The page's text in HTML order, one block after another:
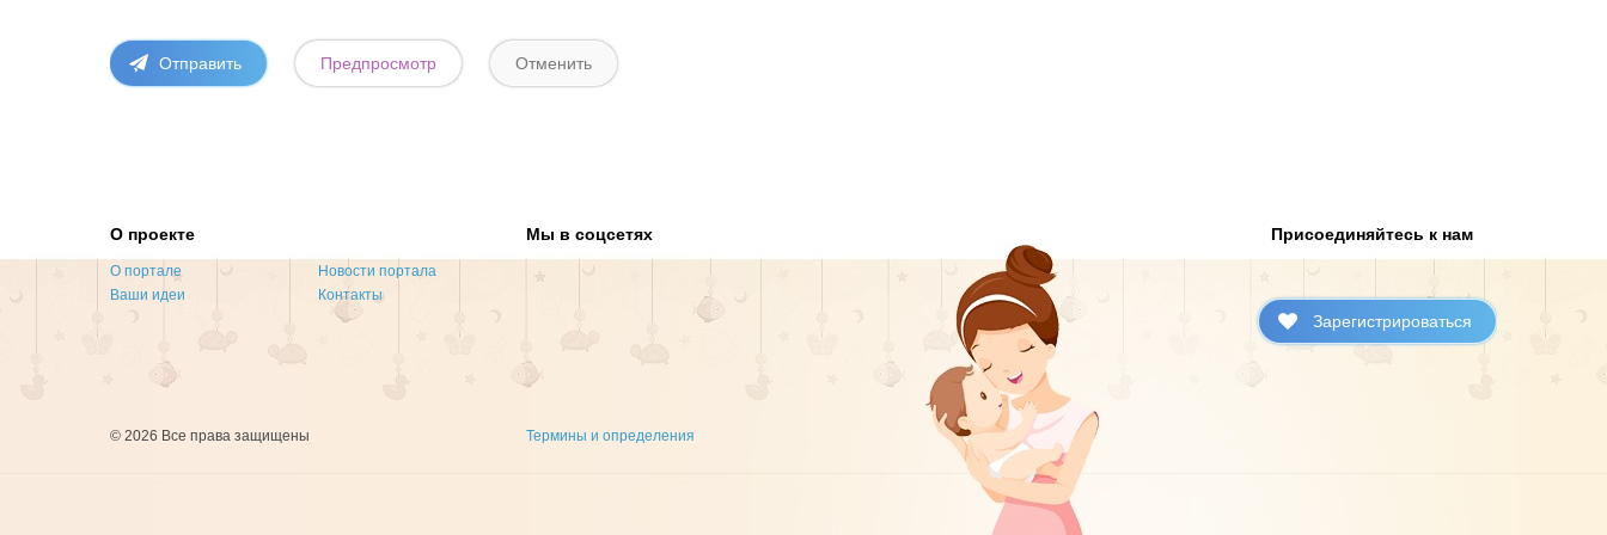
О проекте
О портале
Новости портала
Ваши идеи
Контакты
Мы в соцсетях Присоединяйтесь к нам
Зарегистрироваться
© 2026 Все права защищены Термины и определения